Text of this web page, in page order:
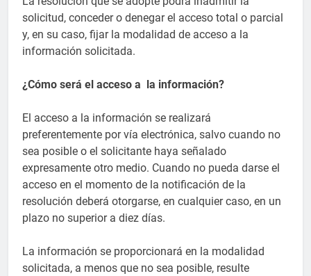
solicitud, conceder o denegar el acceso total o parcial
y, en su caso, fijar la modalidad de acceso a la
información solicitada.
¿Cómo será el acceso a la información?
El acceso a la información se realizará
preferentemente por vía electrónica, salvo cuando no
sea posible o el solicitante haya señalado
expresamente otro medio. Cuando no pueda darse el
acceso en el momento de la notificación de la
resolución deberá otorgarse, en cualquier caso, en un
plazo no superior a diez días.
La información se proporcionará en la modalidad
solicitada, a menos que no sea posible, resulte